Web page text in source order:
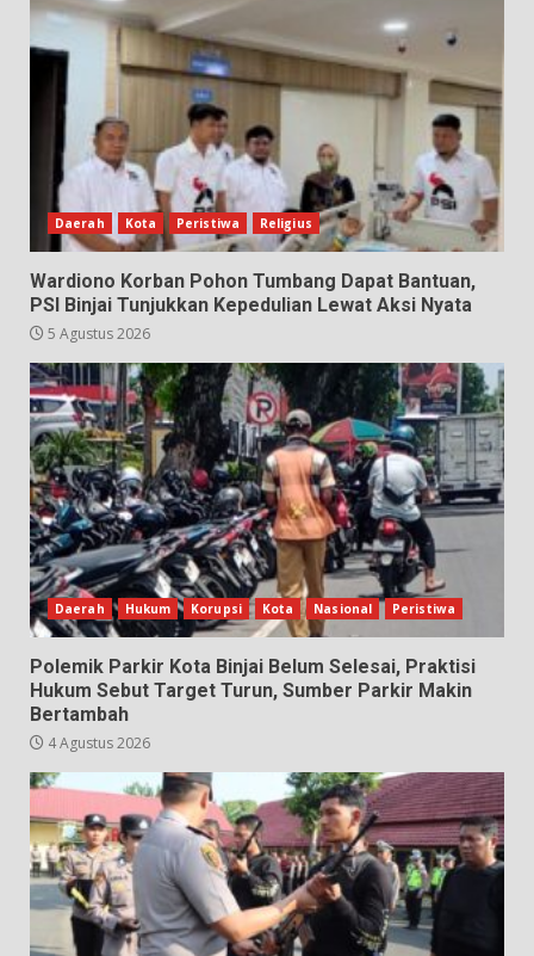
Daerah Kota Peristiwa Religius
Wardiono Korban Pohon Tumbang Dapat Bantuan,
PSI Binjai Tunjukkan Kepedulian Lewat Aksi Nyata
5 Agustus 2026
Daerah Hukum Korupsi Kota Nasional Peristiwa
Polemik Parkir Kota Binjai Belum Selesai, Praktisi
Hukum Sebut Target Turun, Sumber Parkir Makin
Bertambah
4 Agustus 2026